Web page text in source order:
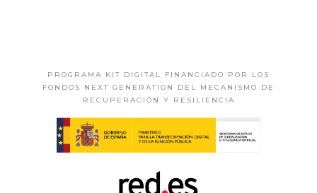
PROGRAMA KIT DIGITAL FINANCIADO POR LOS
FONDOS NEXT GENERATION DEL MECANISMO DE
RECUPERACIÓN Y RESILIENCIA